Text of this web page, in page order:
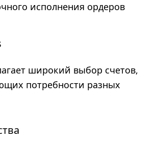
исполнения ордеров
широкий выбор счетов,
потребности разных